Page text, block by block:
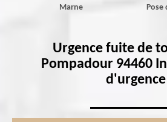
Marne
Pose
Urgence fuite de
Pompadour 94460
d'urgence